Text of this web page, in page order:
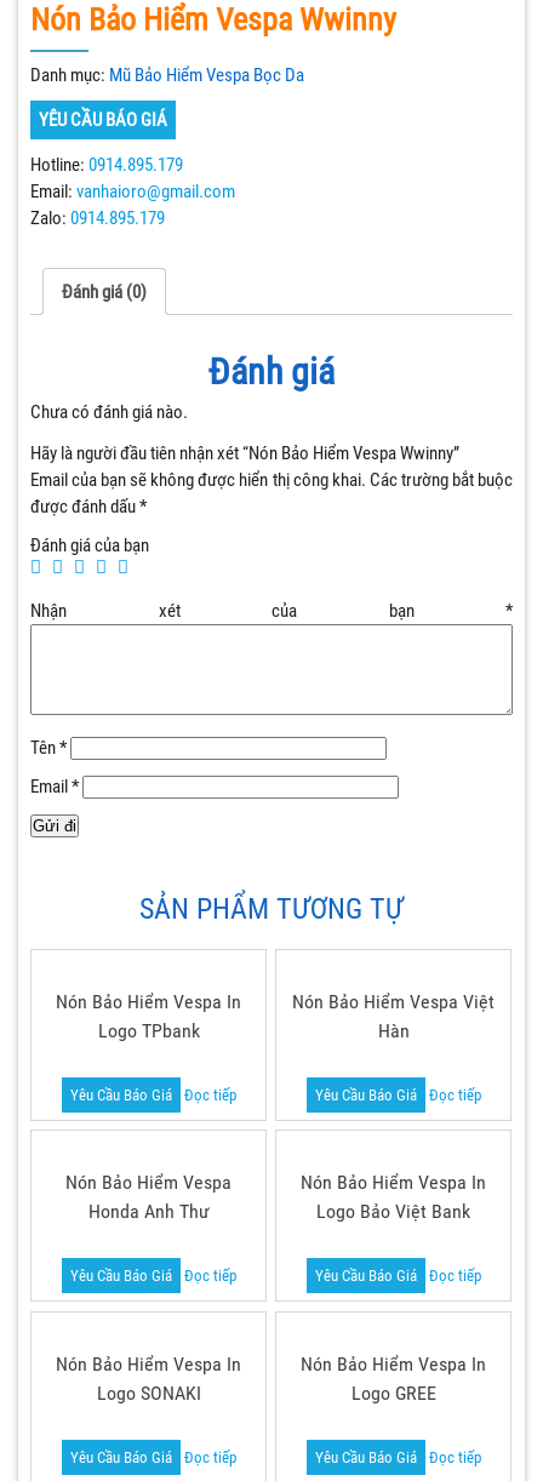
Nón Bảo Hiểm Vespa Wwinny
Danh mục: Mũ Bảo Hiểm Vespa Bọc Da
YÊU CẦU BÁO GIÁ
Hotline: 0914.895.179
Email: vanhaioro@gmail.com
Zalo: 0914.895.179
Đánh giá (0)
Đánh giá
Chưa có đánh giá nào.
Hãy là người đầu tiên nhận xét “Nón Bảo Hiểm Vespa Wwinny”
Email của bạn sẽ không được hiển thị công khai. Các trường bắt buộc
được đánh dấu*
Đánh giá của bạn
Nhận xét của bạn *
Tên*
Email*
SẢN PHẨM TƯƠNG TỰ
Nón Bảo Hiểm Vespa In
Logo TPbank
Yêu Cầu Báo Giá Đọc tiếp
Nón Bảo Hiểm Vespa Việt
Hàn
Yêu Cầu Báo Giá Đọc tiếp
Nón Bảo Hiểm Vespa
Honda Anh Thư
Yêu Cầu Báo Giá Đọc tiếp
Nón Bảo Hiểm Vespa In
Logo Bảo Việt Bank
Yêu Cầu Báo Giá Đọc tiếp
Nón Bảo Hiểm Vespa In
Logo SONAKI
Yêu Cầu Báo Giá Đọc tiếp
Nón Bảo Hiểm Vespa In
Logo GREE
Yêu Cầu Báo Giá Đọc tiếp